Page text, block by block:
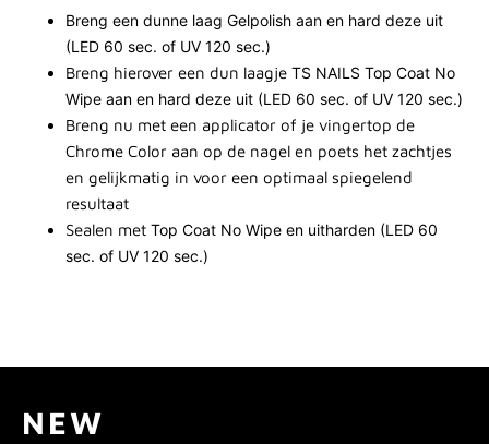
Breng een dunne laag Gelpolish aan en hard deze uit
(LED 60 sec. of UV 120 sec.)
Breng hierover een dun laagje TS NAILS Top Coat No
Wipe aan en hard deze uit (LED 60 sec. of UV 120 sec.)
Breng nu met een applicator of je vingertop de
Chrome Color aan op de nagel en poets het zachtjes
en gelijkmatig in voor een optimaal spiegelend
resultaat
Sealen met Top Coat No Wipe en uitharden (LED 60
sec. of UV 120 sec.)
NEW